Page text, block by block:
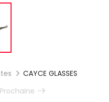
CAYCE GLASSES
Prochaine